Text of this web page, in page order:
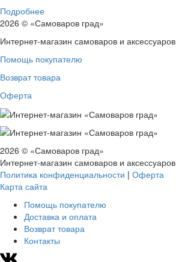
Подробнее
2026 © «Самоваров град»
Интернет-магазин самоваров и аксессуаров
Помощь покупателю
Возврат товара
Оферта
2026 © «Самоваров град»
Интернет-магазин самоваров и аксессуаров
Политика конфиденциальности | Оферта
Карта сайта
Помощь покупателю
Доставка и оплата
Возврат товара
Контакты